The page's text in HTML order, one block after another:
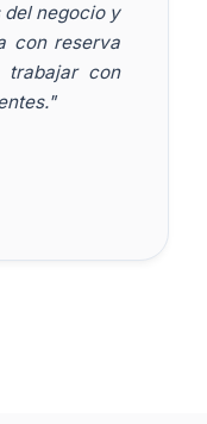
del negocio y
con reserva
con